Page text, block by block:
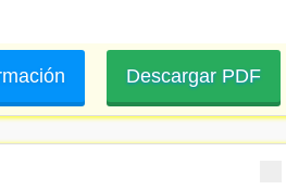
Descargar PDF